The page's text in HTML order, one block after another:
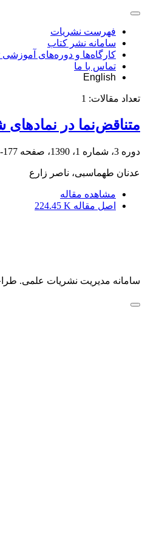
فهرست نشریات
سامانه نشر کتاب
کارگاه‌ها و دوره‌های
تماس با ما
English
تعداد مقالات: 1
متناقض‌نما در
دوره 3، شماره 1، 1390، صفحه 177-197
عدنان طهماسبی، ناصر زارع
مشاهده مقاله
اصل مقاله 224.45 K
سامانه مدیریت نشریات علمی.